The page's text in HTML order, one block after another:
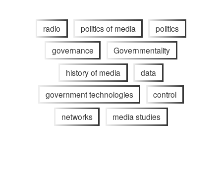
radio politics of media politics
governance Governmentality
history of media data
government technologies control
networks media studies